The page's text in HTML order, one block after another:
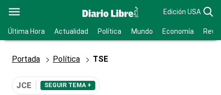
Edición USA
Última Hora Actualidad Política Mundo Economía
Portada Política TSE
JCE SEGUIR TEMA +